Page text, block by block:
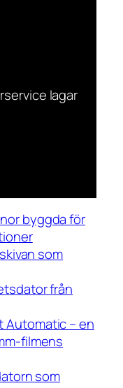
lagar
byggda för
som
från
Automatic – en
filmens
som